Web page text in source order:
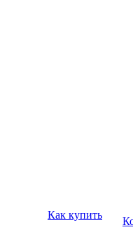
Как купить